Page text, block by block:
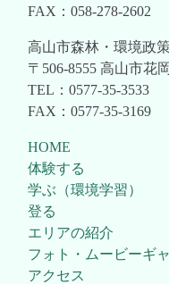
FAX：058-278-2602
高山市森林・環境政
〒506-8555 高山市花
TEL：0577-35-3533
FAX：0577-35-3169
HOME
体験する
学ぶ（環境学習）
登る
エリアの紹介
フォト・ムービーギ
アクセス